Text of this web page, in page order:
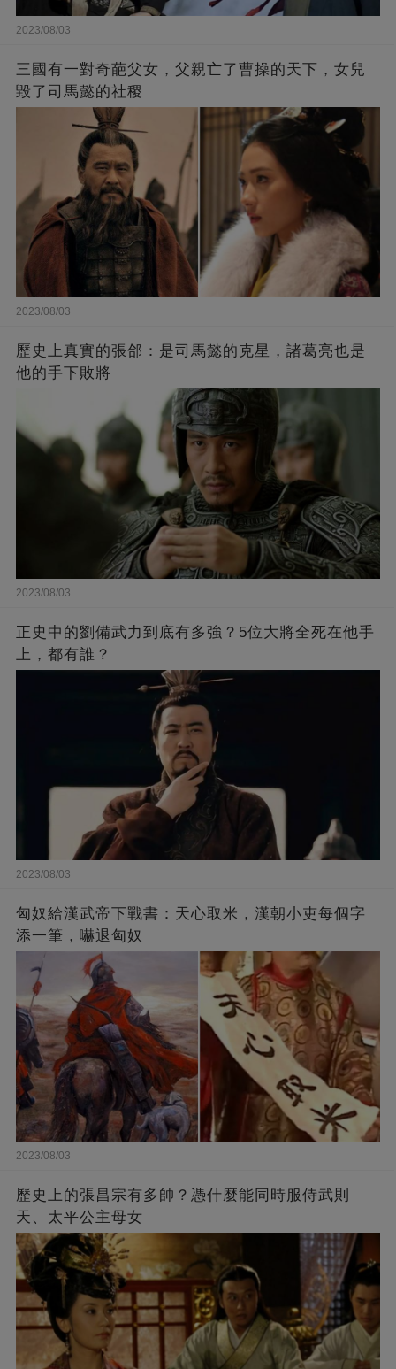
2023/08/03
三國有一對奇葩父女，父親亡了曹操的天下，女兒
毀了司馬懿的社稷
2023/08/03
歷史上真實的張郃：是司馬懿的克星，諸葛亮也是
他的手下敗將
2023/08/03
正史中的劉備武力到底有多強？5位大將全死在他手
上，都有誰？
2023/08/03
匈奴給漢武帝下戰書：天心取米，漢朝小吏每個字
添一筆，嚇退匈奴
2023/08/03
歷史上的張昌宗有多帥？憑什麼能同時服侍武則
天、太平公主母女